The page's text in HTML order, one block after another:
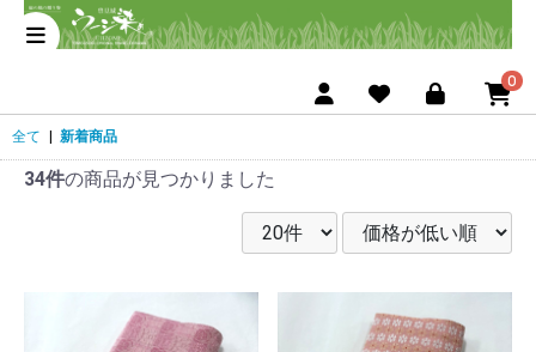
0
全て 新着商品
34件の商品が見つかりました